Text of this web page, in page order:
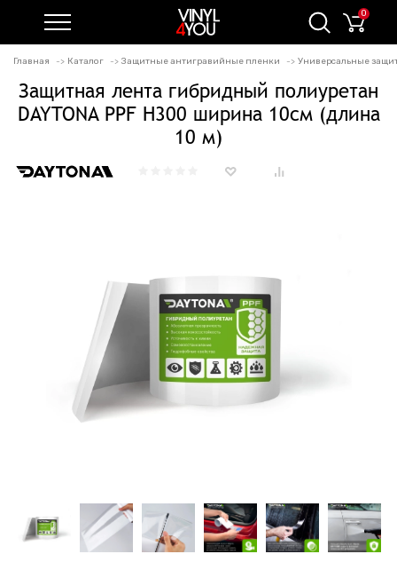
0
Главная Каталог Защитные антигравийные пленки Универсальные
Защитная лента гибридный полиуретан
DAYTONA PPF H300 ширина 10см (длина
10 м)